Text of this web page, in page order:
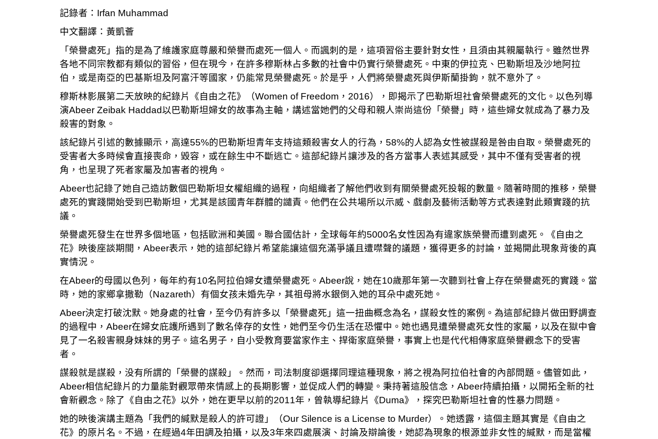
記錄者：Irfan Muhammad
中文翻譯：黃凱薈
「榮譽處死」指的是為了維護家庭尊嚴和榮譽而處死一個人。而諷刺的是，這項習俗主要針對女性，且須由其親屬執行。雖然世界
各地不同宗教都有類似的習俗，但在現今，在許多穆斯林占多數的社會中仍實行榮譽處死。中東的伊拉克、巴勒斯坦及沙地阿拉
伯，或是南亞的巴基斯坦及阿富汗等國家，仍能常見榮譽處死。於是乎，人們將榮譽處死與伊斯蘭掛鉤，就不意外了。
穆斯林影展第二天放映的紀錄片《自由之花》（Women of Freedom，2016），即揭示了巴勒斯坦社會榮譽處死的文化。以色列導
演Abeer Zeibak Haddad以巴勒斯坦婦女的故事為主軸，講述當她們的父母和親人崇尚這份「榮譽」時，這些婦女就成為了暴力及
殺害的對象。
該紀錄片引述的數據顯示，高達55%的巴勒斯坦青年支持這類殺害女人的行為，58%的人認為女性被謀殺是咎由自取。榮譽處死的
受害者大多時候會直接喪命，毀容，或在餘生中不斷逃亡。這部紀錄片讓涉及的各方當事人表述其感受，其中不僅有受害者的視
角，也呈現了死者家屬及加害者的視角。
Abeer也記錄了她自己造訪數個巴勒斯坦女權組織的過程，向組織者了解他們收到有關榮譽處死投報的數量。隨著時間的推移，榮譽
處死的實踐開始受到巴勒斯坦，尤其是該國青年群體的譴責。他們在公共場所以示威、戲劇及藝術活動等方式表達對此類實踐的抗
議。
榮譽處死發生在世界多個地區，包括歐洲和美國。聯合國估計，全球每年約5000名女性因為有違家族榮譽而遭到處死。《自由之
花》映後座談期間，Abeer表示，她的這部紀錄片希望能讓這個充滿爭議且遭噤聲的議題，獲得更多的討論，並揭開此現象背後的真
實情況。
在Abeer的母國以色列，每年約有10名阿拉伯婦女遭榮譽處死。Abeer說，她在10歲那年第一次聽到社會上存在榮譽處死的實踐。當
時，她的家鄉拿撒勒（Nazareth）有個女孩未婚先孕，其祖母將水銀倒入她的耳朵中處死她。
Abeer決定打破沈默。她身處的社會，至今仍有許多以「榮譽處死」這一扭曲概念為名，謀殺女性的案例。為這部紀錄片做田野調查
的過程中，Abeer在婦女庇護所遇到了數名倖存的女性，她們至今仍生活在恐懼中。她也遇見遭榮譽處死女性的家屬，以及在獄中會
見了一名殺害親身妹妹的男子。這名男子，自小受教育要當家作主、捍衛家庭榮譽，事實上也是代代相傳家庭榮譽觀念下的受害
者。
謀殺就是謀殺，没有所謂的「榮譽的謀殺」。然而，司法制度卻選擇同理這種現象，將之視為阿拉伯社會的內部問題。儘管如此，
Abeer相信紀錄片的力量能對觀眾帶來情感上的長期影響，並促成人們的轉變。秉持著這股信念，Abeer持續拍攝，以開拓全新的社
會新觀念。除了《自由之花》以外，她在更早以前的2011年，曾執導紀錄片《Duma》，探究巴勒斯坦社會的性暴力問題。
她的映後演講主題為「我們的緘默是殺人的許可證」（Our Silence is a License to Murder）。她透露，這個主題其實是《自由之
花》的原片名。不過，在經過4年田調及拍攝，以及3年來四處展演、討論及辯論後，她認為現象的根源並非女性的緘默，而是當權